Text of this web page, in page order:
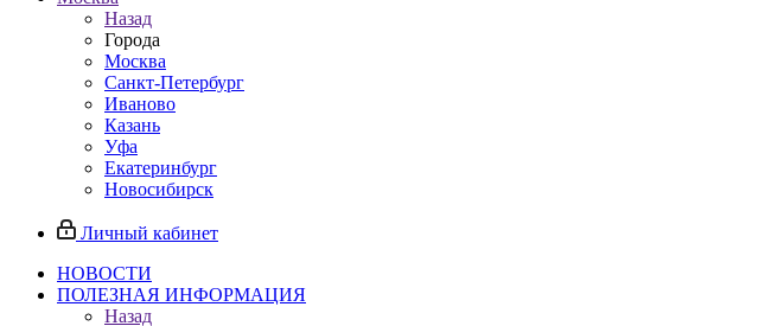
Назад
Города
Москва
Санкт-Петербург
Иваново
Казань
Уфа
Екатеринбург
Новосибирск
Личный кабинет
НОВОСТИ
ПОЛЕЗНАЯ ИНФОРМАЦИЯ
Назад